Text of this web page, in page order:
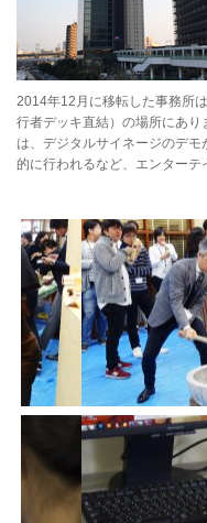
2014年12月に移転した事務所
行者デッキ直結）の場所にあ
は、デジタルサイネージのデ
的に行われるなど、エンターテ